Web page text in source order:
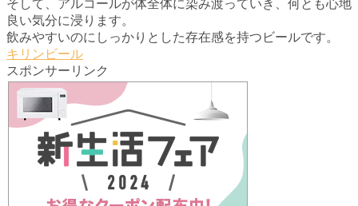
そして、アルコールが体全体に染み渡っていき、何とも心地
良い気分に浸ります。
飲みやすいのにしっかりとした存在感を持つビールです。
キリンビール
スポンサーリンク